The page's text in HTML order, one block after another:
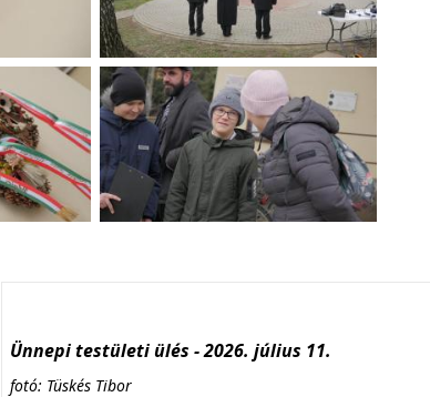
Ünnepi testületi ülés - 2026. július 11.
fotó: Tüskés Tibor